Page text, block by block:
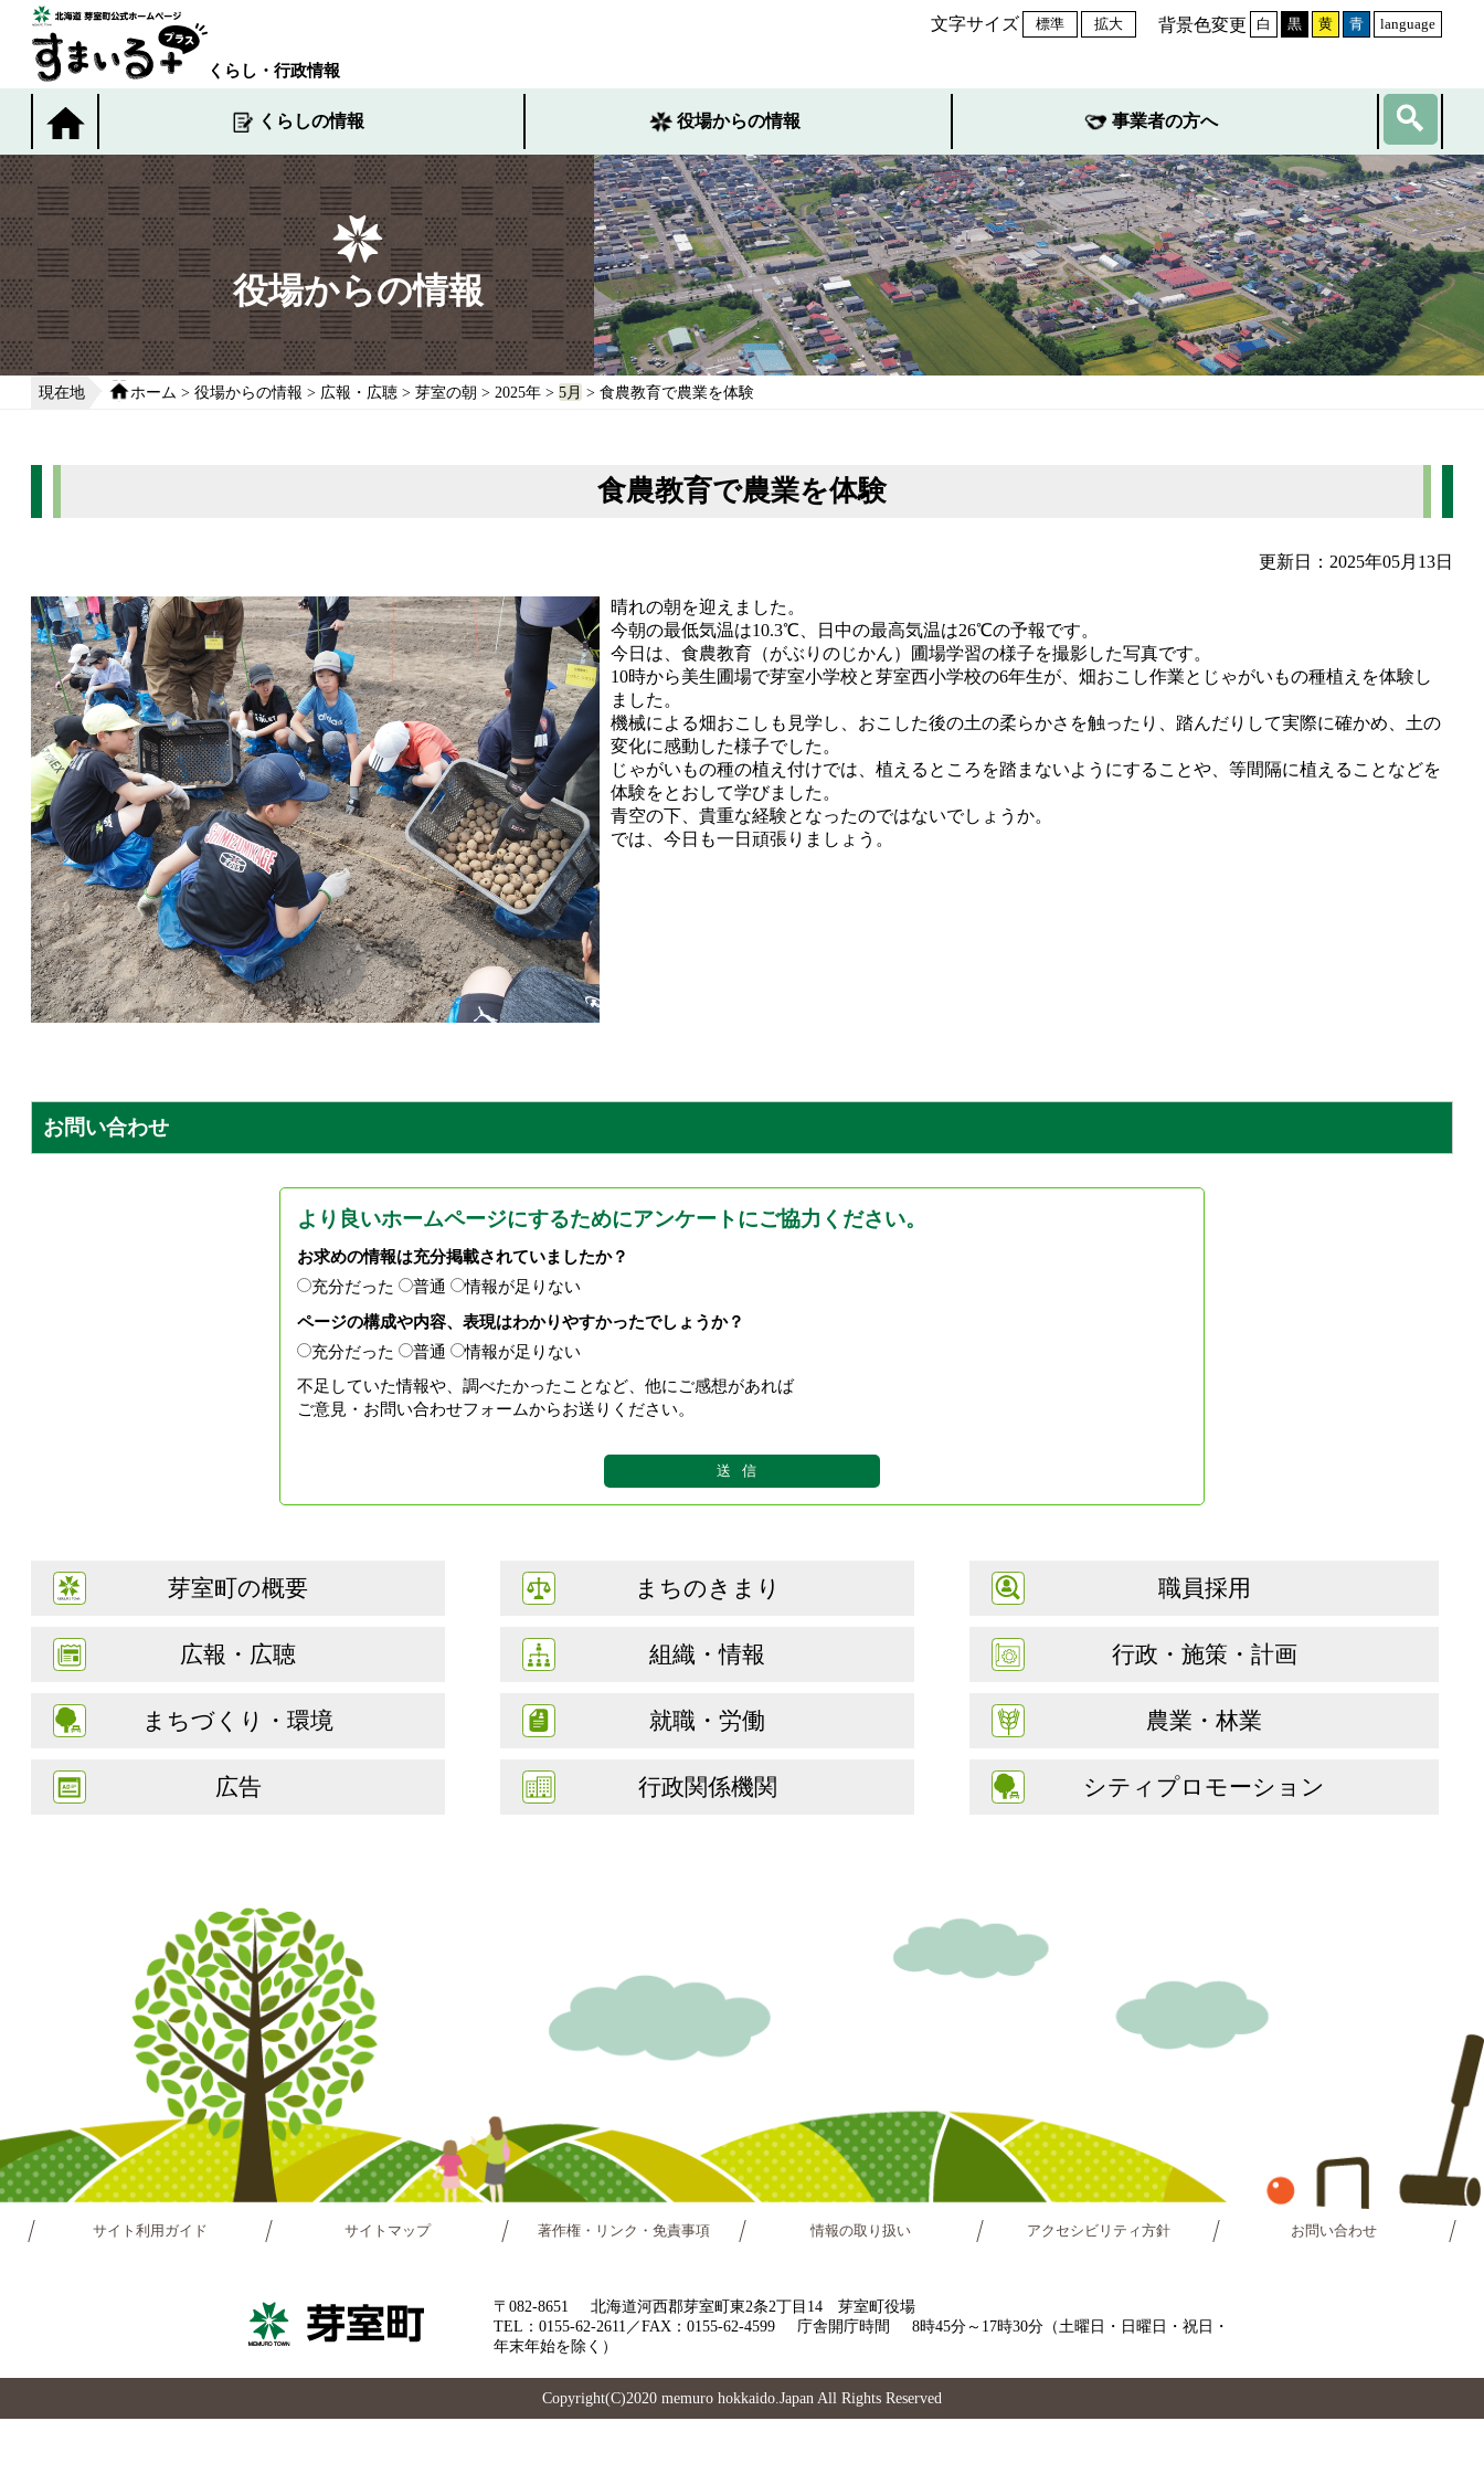
くらし・行政情報
文字サイズ 標準 拡大 背景色変更 白 黒 黄 青 language
くらしの情報 役場からの情報 事業者の方へ
役場からの情報
現在地 ホーム > 役場からの情報 > 広報・広聴 > 芽室の朝 > 2025年 > 5月 > 食農教育で農業を体験
食農教育で農業を体験
更新日：2025年05月13日
晴れの朝を迎えました。
今朝の最低気温は10.3℃、日中の最高気温は26℃の予報です。
今日は、食農教育（がぶりのじかん）圃場学習の様子を撮影した写真です。
10時から美生圃場で芽室小学校と芽室西小学校の6年生が、畑おこし作業とじゃがいもの種植えを体験し
ました。
機械による畑おこしも見学し、おこした後の土の柔らかさを触ったり、踏んだりして実際に確かめ、土の
変化に感動した様子でした。
じゃがいもの種の植え付けでは、植えるところを踏まないようにすることや、等間隔に植えることなどを
体験をとおして学びました。
青空の下、貴重な経験となったのではないでしょうか。
では、今日も一日頑張りましょう。
お問い合わせ
より良いホームページにするためにアンケートにご協力ください。
お求めの情報は充分掲載されていましたか？
充分だった
普通
情報が足りない
ページの構成や内容、表現はわかりやすかったでしょうか？
充分だった
普通
情報が足りない
不足していた情報や、調べたかったことなど、他にご感想があれば
ご意見・お問い合わせフォームからお送りください。
芽室町の概要 まちのきまり 職員採用
広報・広聴 組織・情報 行政・施策・計画
まちづくり・環境 就職・労働 農業・林業
広告 行政関係機関 シティプロモーション
サイト利用ガイド サイトマップ 著作権・リンク・免責事項 情報の取り扱い アクセシビリティ方針 お問い合わせ
〒082-8651
北海道河西郡芽室町東2条2丁目14 芽室町役場
TEL：0155-62-2611／FAX：0155-62-4599
庁舎開庁時間
8時45分～17時30分（土曜日・日曜日・祝日・
年末年始を除く）
Copyright(C)2020 memuro hokkaido.Japan All Rights Reserved